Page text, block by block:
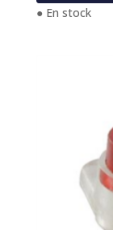
● En stock